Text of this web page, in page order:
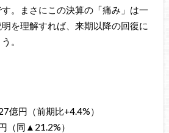
。まさにこの決算の「痛み」は一
を理解すれば、来期以降の回復に
。
億円（前期比+4.4%）
（同▲21.2%）